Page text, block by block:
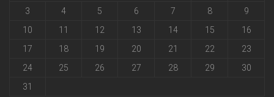
3
4 5 6 7 8
9
10
11 12 13 14 15
16
17
18 19 20 21 22
23
24
25 26 27 28 29
30
31